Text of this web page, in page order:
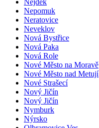
Nejdek
Nepomuk
Neratovice
Neveklov
Nová Bystřice
Nová Paka
Nová Role
Nové Město na Moravě
Nové Město nad Metují
Nové Strašecí
Nový Jičín
Nový Jičín
Nymburk
Nýrsko